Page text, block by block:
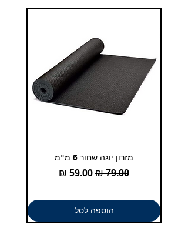
מזרון יוגה שחור 6 מ"מ
מחיר רגילמחיר מבצע
הוספה לסל